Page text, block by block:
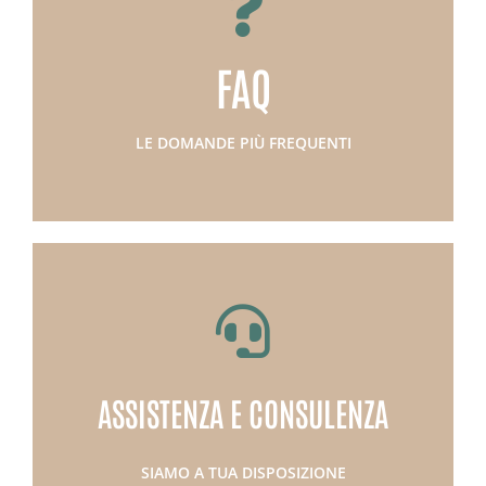
FAQ
LE DOMANDE PIÙ FREQUENTI
APPROFONDISCI
Domande e risposte sulla gestione delle
strade vicinali
SCOPRI DI PIU'
ASSISTENZA E CONSULENZA
SIAMO A TUA DISPOSIZIONE
CONTATTACI
Compila il form e sarai ricontattato dai nostri
esperti
SCOPRI DI PIU'